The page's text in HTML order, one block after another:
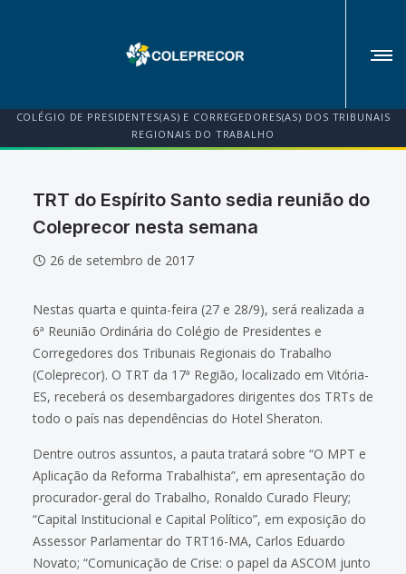
COLÉGIO DE PRESIDENTES(AS) E CORREGEDORES(AS) DOS TRIBUNAIS
REGIONAIS DO TRABALHO
TRT do Espírito Santo sedia reunião do
Coleprecor nesta semana
26 de setembro de 2017
Nestas quarta e quinta-feira (27 e 28/9), será realizada a
6ª Reunião Ordinária do Colégio de Presidentes e
Corregedores dos Tribunais Regionais do Trabalho
(Coleprecor). O TRT da 17ª Região, localizado em Vitória-
ES, receberá os desembargadores dirigentes dos TRTs de
todo o país nas dependências do Hotel Sheraton.
Dentre outros assuntos, a pauta tratará sobre “O MPT e
Aplicação da Reforma Trabalhista”, em apresentação do
procurador-geral do Trabalho, Ronaldo Curado Fleury;
“Capital Institucional e Capital Político”, em exposição do
Assessor Parlamentar do TRT16-MA, Carlos Eduardo
Novato; “Comunicação de Crise: o papel da ASCOM junto